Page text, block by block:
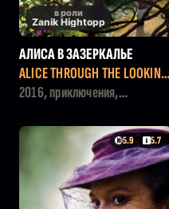
в роли
Zanik Hightopp
АЛИСА В ЗАЗЕРКАЛЬЕ
ALICE THROUGH THE LOOKING
GLASS
2016, приключения,
5.9 5.7